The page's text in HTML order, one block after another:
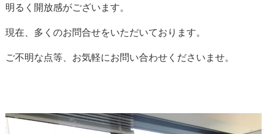
明るく開放感がございます。
現在、多くのお問合せをいただいております。
ご不明な点等、お気軽にお問い合わせくださいませ。